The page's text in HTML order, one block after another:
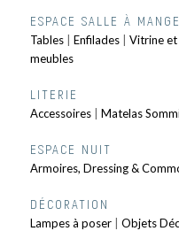
ESPACE SALLE À
Tables| Enfilades| Vitrine
meubles
LITERIE
Accessoires| Matelas
ESPACE NUIT
Armoires, Dressing &
DÉCORATION
Lampes à poser| Objets